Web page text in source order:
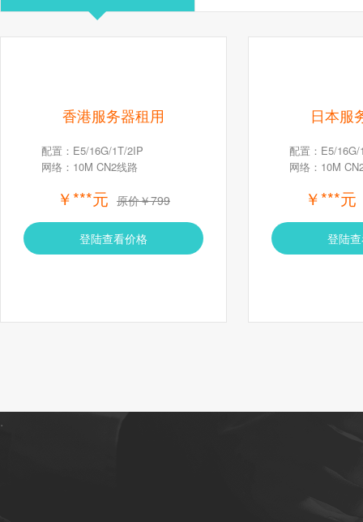
香港服务器租用
配置：E5/16G/1T/2IP
网络：10M CN2线路
￥***元 原价￥799
登陆查看价格
日本服
配置：E5/
网络：10M
￥***元
登陆
.